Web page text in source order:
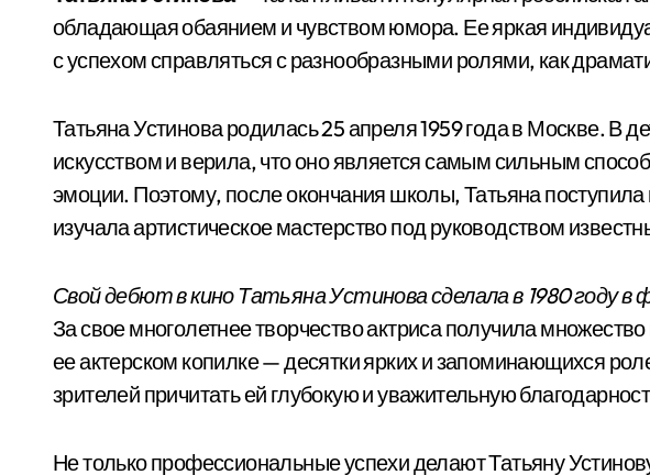
обладающая обаянием и чувством юмора. Ее яркая
с успехом справляться с разнообразными ролями, как
Татьяна Устинова родилась 25 апреля 1959 года в Москве. В
искусством и верила, что оно является самым сильным
эмоции. Поэтому, после окончания школы, Татьяна
изучала артистическое мастерство под руководством
Свой дебют в кино Татьяна Устинова сделала в 1980 году в
За свое многолетнее творчество актриса получила
ее актерском копилке — десятки ярких и запоминающихся
зрителей причитать ей глубокую и уважительную
Не только профессиональные успехи делают Татьяну